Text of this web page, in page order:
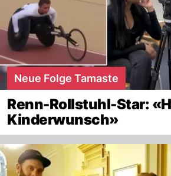
Neue Folge Tamaste
Renn-Rollstuhl-Star:
Kinderwunsch»